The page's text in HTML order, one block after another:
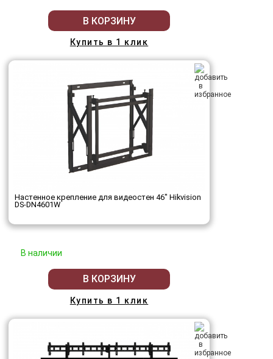
В КОРЗИНУ
Купить в 1 клик
Настенное крепление для видеостен 46" Hikvision
DS-DN4601W
В наличии
В КОРЗИНУ
Купить в 1 клик